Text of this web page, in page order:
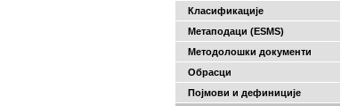
Класификације
Метаподаци (ESMS)
Методолошки документи
Обрасци
Појмови и дефиниције